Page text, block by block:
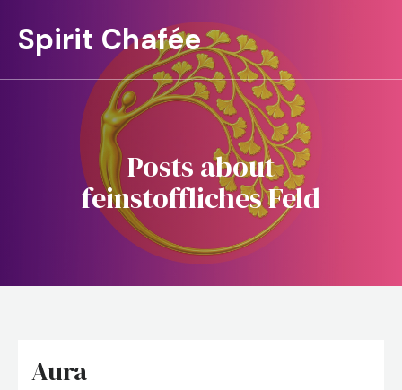
Spirit Chafée
Posts about
feinstoffliches Feld
Aura